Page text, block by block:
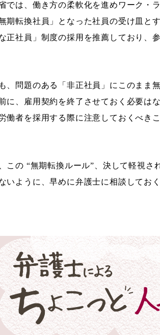
では、働き方の柔軟化を進めワーク・
期転換社員」となった社員の受け皿と
正社員」制度の採用を推薦しており、
、問題のある「非正社員」にこのまま
に、雇用契約を終了させておく必要は
働者を採用する際に注意しておくべき
この “無期転換ルール”、決して軽視
いように、早めに弁護士に相談してお